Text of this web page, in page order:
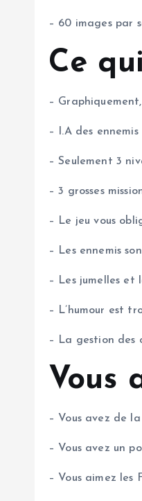
– 60 images par
Ce
–
– I.A des
– Seulement 3
– 3 grosses
– Le jeu vous
– Les ennemis
– Les jumelles et
– L’humour est
– La gestion des
Vous
– Vous avez de
– Vous avez un
– Vous aimez les